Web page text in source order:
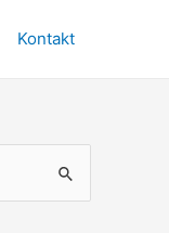
Kontakt